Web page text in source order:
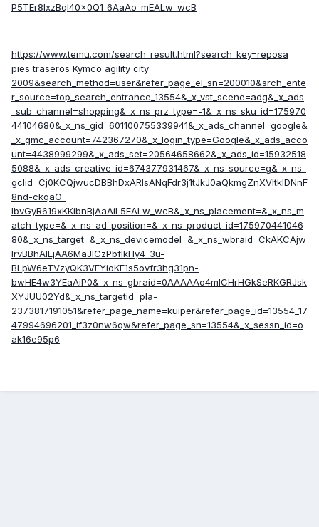
P5TEr8IxzBqI40x0Q1_6AaAo_mEALw_wcB
https://www.temu.com/search_result.html?search_key=reposa
pies traseros Kymco agility city
2009&search_method=user&refer_page_el_sn=200010&srch_ente
r_source=top_search_entrance_13554&_x_vst_scene=adg&_x_ads
_sub_channel=shopping&_x_ns_prz_type=-1&_x_ns_sku_id=175970
44104680&_x_ns_gid=601100755339941&_x_ads_channel=google&
_x_gmc_account=742367270&_x_login_type=Google&_x_ads_acco
unt=4438999299&_x_ads_set=20564658662&_x_ads_id=15932518
5088&_x_ads_creative_id=674377931467&_x_ns_source=g&_x_ns_
gclid=Cj0KCQjwucDBBhDxARIsANqFdr3j1tJkJ0aQkmgZnXVItklDNnF
8nd-ckqaO-
IbvGyR619xKKibnBjAaAiL5EALw_wcB&_x_ns_placement=&_x_ns_m
atch_type=&_x_ns_ad_position=&_x_ns_product_id=175970441046
80&_x_ns_target=&_x_ns_devicemodel=&_x_ns_wbraid=CkAKCAjw
lrvBBhAlEjAA6MaJICzPbfIkHy4-3u-
BLpW6eTVzyQK3VFYioKE1s5ovfr3hg31pn-
bwHE4w3YEaAiP0&_x_ns_gbraid=0AAAAAo4mICHrHGkSeRKGRJsk
XYJUU02Yd&_x_ns_targetid=pla-
2373817191051&refer_page_name=kuiper&refer_page_id=13554_17
47994696201_if3z0nw6qw&refer_page_sn=13554&_x_sessn_id=o
ak16e95p6